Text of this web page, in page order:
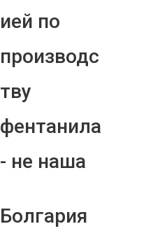
ией по
производс
тву
фентанила
- не наша
Болгария